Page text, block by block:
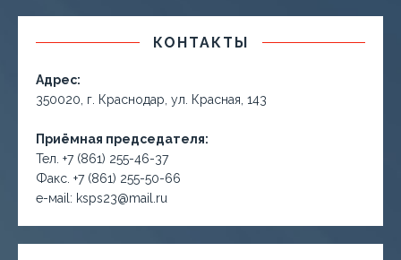
КОНТАКТЫ
Адрес:
350020, г. Краснодар, ул. Красная, 143
Приёмная председателя:
Тел. +7 (861) 255-46-37
Факс. +7 (861) 255-50-66
е-маil: ksps23@mail.ru